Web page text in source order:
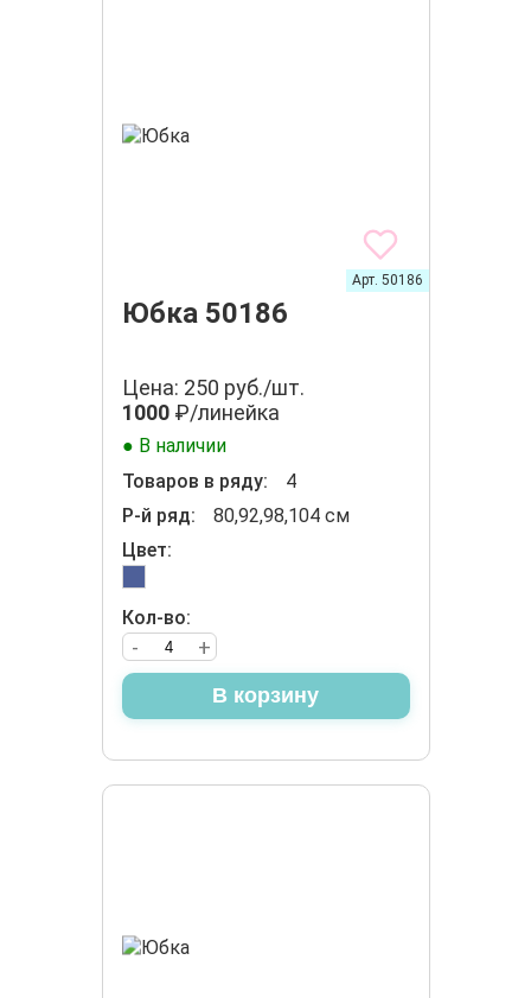
Юбка 50186
Арт. 50186
Цена: 250 руб./шт.
1000₽/линейка
● В наличии
Товаров в ряду:
4
Р-й ряд:
80,92,98,104 см
Цвет:
Кол-во:
+
-
В корзину